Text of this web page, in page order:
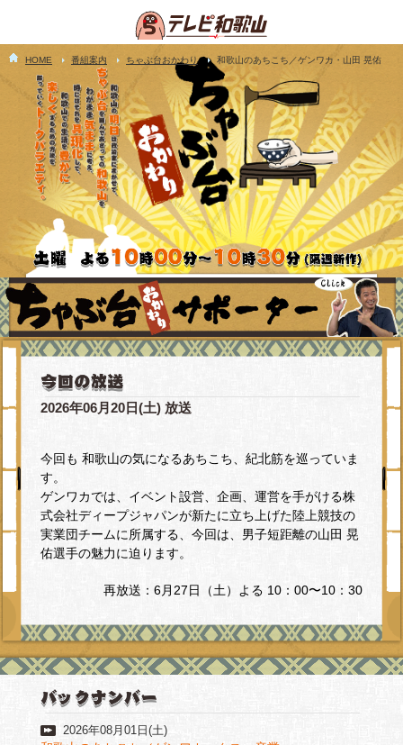
HOME 番組案内 ちゃぶ台おかわり 和歌山のあちこち／ゲンワカ・山田 晃佑
2026年06月20日(土) 放送
今回も 和歌山の気になるあちこち、紀北筋を巡っていま
す。
ゲンワカでは、イベント設営、企画、運営を手がける株
式会社ディープジャパンが新たに立ち上げた陸上競技の
実業団チームに所属する、今回は、男子短距離の山田 晃
佑選手の魅力に迫ります。
再放送：6月27日（土）よる 10：00〜10：30
2026年08月01日(土)